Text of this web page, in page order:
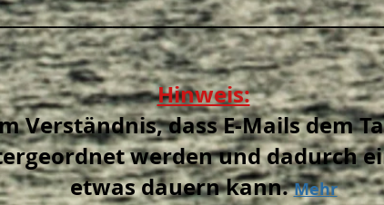
Hinweis:
Verständnis, dass E-Mails dem
werden und dadurch
etwas dauern kann.Mehr